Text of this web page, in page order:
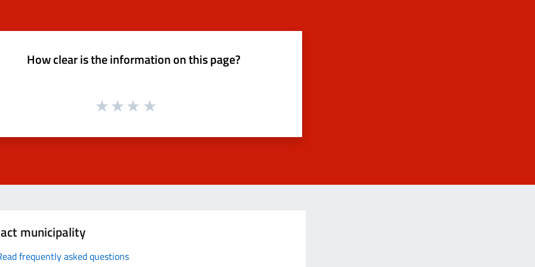
How clear is the information on this page?
municipality
frequently asked questions